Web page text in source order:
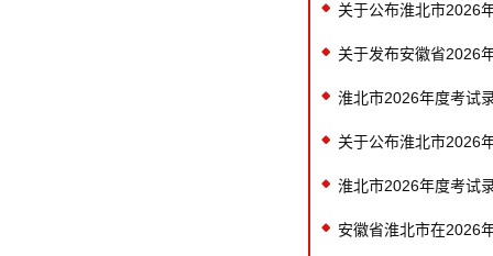
关于公布淮北市2026
关于发布安徽省2026
淮北市2026年度考试
关于公布淮北市2026
淮北市2026年度考试
安徽省淮北市在2026